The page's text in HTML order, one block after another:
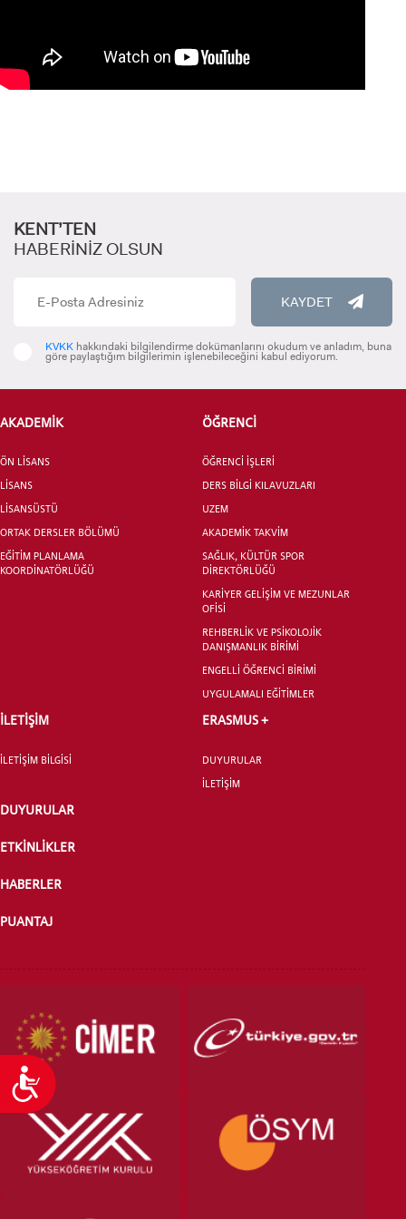
Ulaşılabilirlik
ADAY ÖĞRENCİ
STUDENT
LİSANSÜSTÜ EĞİTİM ENSTİTÜSÜ
ADAYLARI
YATAY GEÇİŞ
KENT’TEN
HABERİNİZ OLSUN
KAYDET
KVKK hakkındaki bilgilendirme dokümanlarını okudum ve anladım, buna
göre paylaştığım bilgilerimin işlenebileceğini kabul ediyorum.
AKADEMİK
ÖN LİSANS
LİSANS
LİSANSÜSTÜ
ORTAK DERSLER BÖLÜMÜ
EĞİTİM PLANLAMA
KOORDİNATÖRLÜĞÜ
ÖĞRENCİ
ÖĞRENCİ İŞLERİ
DERS BİLGİ KILAVUZLARI
UZEM
AKADEMİK TAKVİM
SAĞLIK, KÜLTÜR SPOR
DİREKTÖRLÜĞÜ
KARİYER GELİŞİM VE MEZUNLAR
OFİSİ
REHBERLİK VE PSİKOLOJİK
DANIŞMANLIK BİRİMİ
ENGELLİ ÖĞRENCİ BİRİMİ
UYGULAMALI EĞİTİMLER
İLETİŞİM
İLETİŞİM BİLGİSİ
ERASMUS +
DUYURULAR
İLETİŞİM
DUYURULAR
ETKİNLİKLER
HABERLER
PUANTAJ